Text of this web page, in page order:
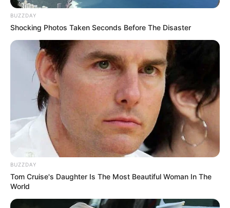
BUZZDAY
Shocking Photos Taken Seconds Before The Disaster
BUZZDAY
Tom Cruise's Daughter Is The Most Beautiful Woman In The
World